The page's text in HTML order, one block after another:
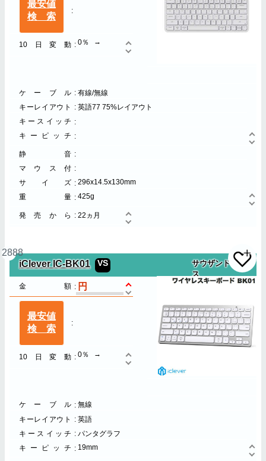
最安値
検索
10日変動 0％
ケーブル
有線/無線
キーレイアウト
英語77 75%レイアウト
キースイッチ
キーピッチ
静音
マウス付
サイズ
296x14.5x130mm
重量
425g
発売から 22ヵ月
2888
iClever IC-BK01 VS
サウザンドショア
ス
金額
最安値
検索
10日変動 0％
ケーブル
無線
キーレイアウト
英語
キースイッチ
パンタグラフ
キーピッチ
19mm